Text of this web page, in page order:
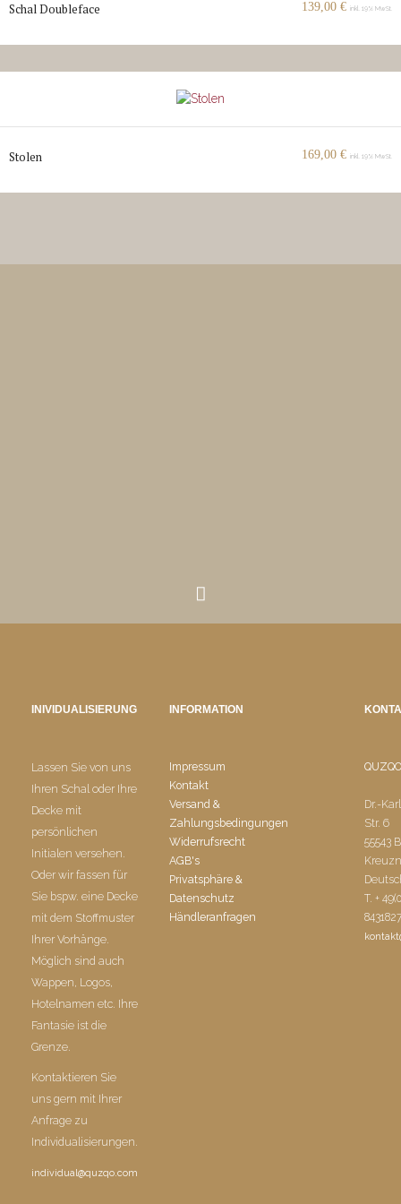
Schal Doubleface 139,00 € inkl. 19% MwSt.
Stolen 169,00 € inkl. 19% MwSt.
INIVIDUALISIERUNG
Lassen Sie von uns
Ihren Schal oder Ihre
Decke mit
persönlichen
Initialen versehen.
Oder wir fassen für
Sie bspw. eine Decke
mit dem Stoffmuster
Ihrer Vorhänge.
Möglich sind auch
Wappen, Logos,
Hotelnamen etc. Ihre
Fantasie ist die
Grenze.
Kontaktieren Sie
uns gern mit Ihrer
Anfrage zu
Individualisierungen.
individual@quzqo.com
INFORMATION
Impressum
Kontakt
Versand &
Zahlungsbedingungen
Widerrufsrecht
AGB's
Privatsphäre &
Datenschutz
Händleranfragen
QUZQO
Dr.-
Str. 6
55543
T. +